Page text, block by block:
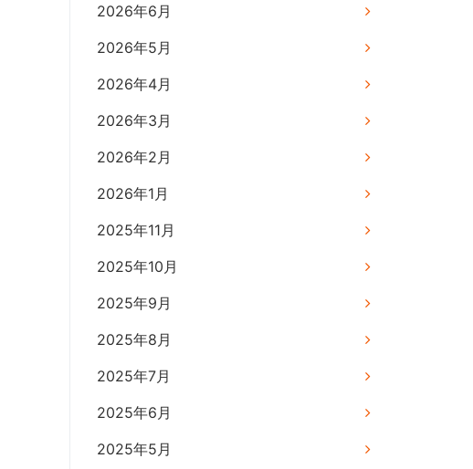
2026年6月
2026年5月
2026年4月
2026年3月
2026年2月
2026年1月
2025年11月
2025年10月
2025年9月
2025年8月
2025年7月
2025年6月
2025年5月